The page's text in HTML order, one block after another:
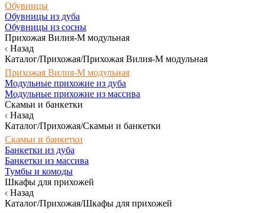
Обувницы
Обувницы из дуба
Обувницы из сосны
Прихожая Вилия-М модульная
Назад
Каталог/Прихожая/Прихожая Вилия-М модульная
Прихожая Вилия-М модульная
Модульные прихожие из дуба
Модульные прихожие из массива
Скамьи и банкетки
Назад
Каталог/Прихожая/Скамьи и банкетки
Скамьи и банкетки
Банкетки из дуба
Банкетки из массива
Тумбы и комоды
Шкафы для прихожей
Назад
Каталог/Прихожая/Шкафы для прихожей